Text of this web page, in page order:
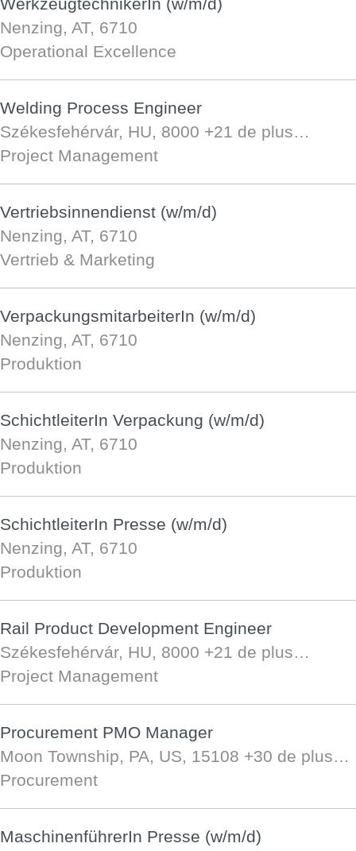
Nenzing, AT, 6710
Operational Excellence
Welding Process Engineer
Székesfehérvár, HU, 8000 +21 de plus…
Project Management
Vertriebsinnendienst (w/m/d)
Nenzing, AT, 6710
Vertrieb & Marketing
VerpackungsmitarbeiterIn (w/m/d)
Nenzing, AT, 6710
Produktion
SchichtleiterIn Verpackung (w/m/d)
Nenzing, AT, 6710
Produktion
SchichtleiterIn Presse (w/m/d)
Nenzing, AT, 6710
Produktion
Rail Product Development Engineer
Székesfehérvár, HU, 8000 +21 de plus…
Project Management
Procurement PMO Manager
Moon Township, PA, US, 15108 +30 de plus…
Procurement
MaschinenführerIn Presse (w/m/d)